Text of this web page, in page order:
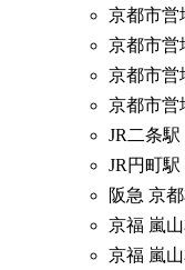
京都市営
京都市営
京都市営
京都市営
JR二条駅
JR円町駅
阪急 京
京福 嵐
京福 嵐